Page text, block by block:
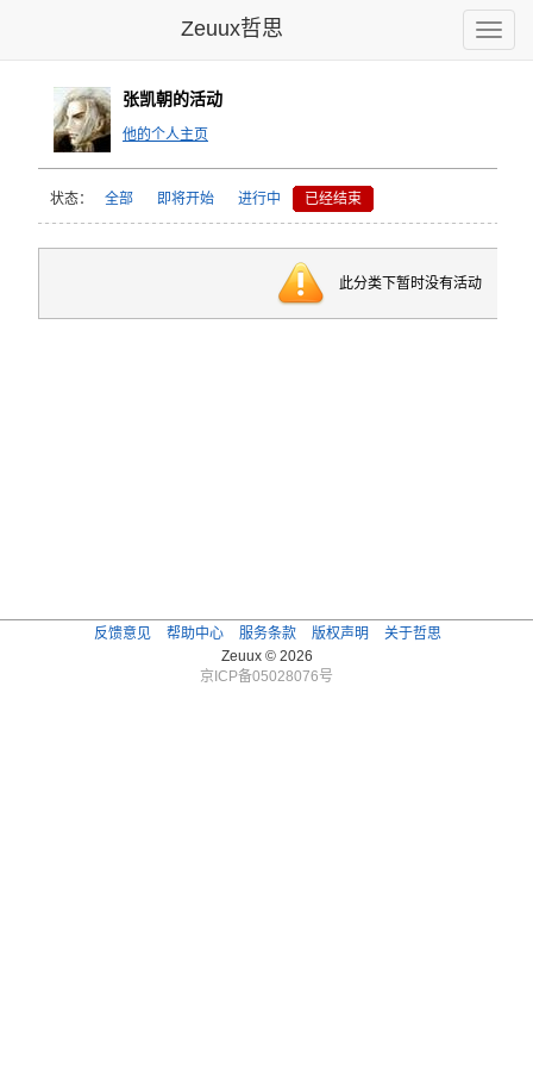
Toggle
Zeuux哲思
张凯朝的活动
他的个人主页
状态： 全部 即将开始 进行中 已经结束
此分类下暂时没有活动
反馈意见 帮助中心 服务条款 版权声明
关于哲思
Zeuux © 2026
京ICP备05028076号